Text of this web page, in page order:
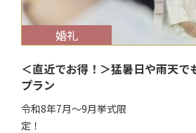
$target_date
婚礼
＜直近でお得！＞猛暑日や雨天
プラン
令和8年7月～9月挙式限
定！ 前撮りと